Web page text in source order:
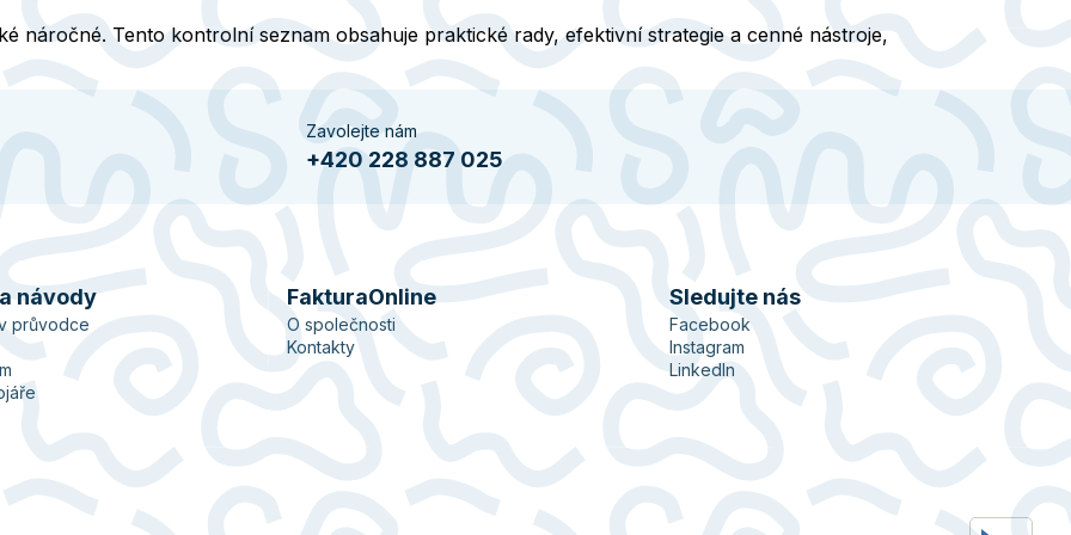
náročné. Tento kontrolní seznam obsahuje praktické rady, efektivní strategie a cenné nástroje,
Zavolejte nám
+420 228 887 025
návody
průvodce
FakturaOnline
O společnosti
Kontakty
Sledujte nás
Facebook
Instagram
LinkedIn